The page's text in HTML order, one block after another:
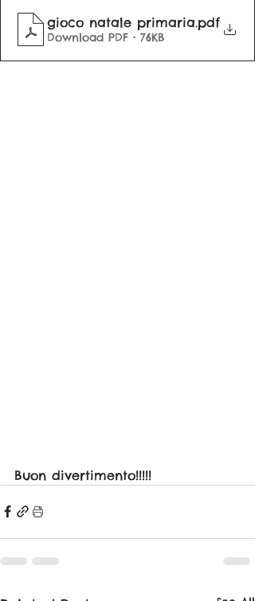
gioco natale primaria.pdf
Download PDF • 76KB
Buon divertimento!!!!!